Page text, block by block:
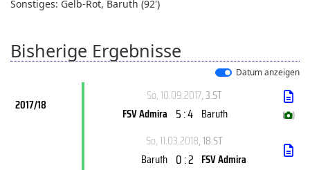
Sonstiges: Gelb-Rot, Baruth (92')
Bisherige Ergebnisse
Datum anzeigen
2017/18
So, 10.09.2017, 3.ST
FSV Admira 5 : 4 Baruth ( )
So, 11.03.2018, 18.ST
Baruth 0 : 2 FSV Admira